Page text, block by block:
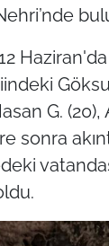
G.
sonra